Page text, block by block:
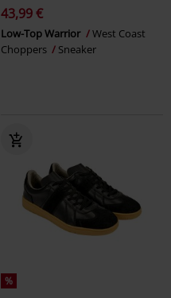
43,99 €
Low-Top Warrior
West Coast
Choppers
Sneaker
%